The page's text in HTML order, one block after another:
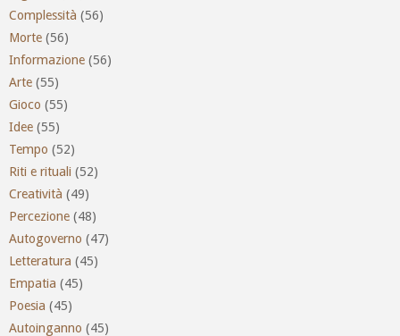
Complessità (56)
Morte (56)
Informazione (56)
Arte (55)
Gioco (55)
Idee (55)
Tempo (52)
Riti e rituali (52)
Creatività (49)
Percezione (48)
Autogoverno (47)
Letteratura (45)
Empatia (45)
Poesia (45)
Autoinganno (45)